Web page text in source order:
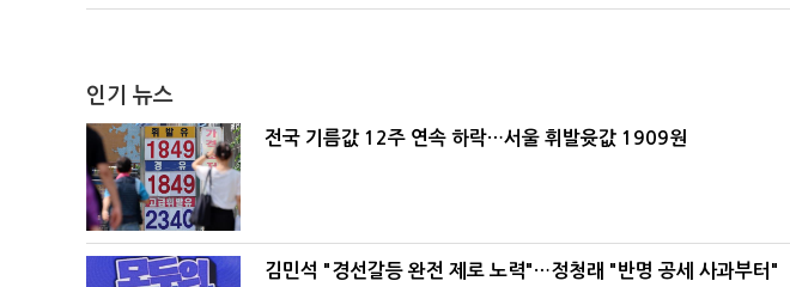
인기 뉴스
전국 기름값 12주 연속 하락…서울 휘발윳값 1909원
김민석 "경선갈등 완전 제로 노력"…정청래 "반명 공세 사과부터"